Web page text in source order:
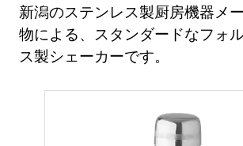
新潟のステンレス製厨房機器メ
物による、スタンダードなフォ
ス製シェーカーです。